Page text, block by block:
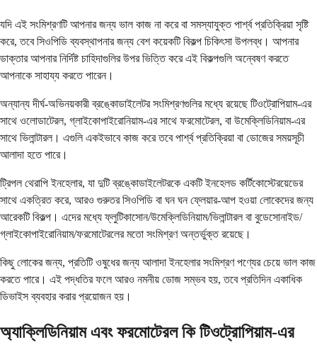
যদি এই সংমিশ্রণটি আপনার জন্য ভাল কাজ না করে বা সমস্যাযুক্ত পার্শ্ব প্রতিক্রিয়া সৃষ্টি
করে, তবে সিওপিডি ব্যবস্থাপনার জন্য বেশ কয়েকটি বিকল্প চিকিৎসা উপলব্ধ। আপনার
ডাক্তার আপনার নির্দিষ্ট চাহিদাগুলির উপর ভিত্তি করে এই বিকল্পগুলি অন্বেষণ করতে
আপনাকে সাহায্য করতে পারেন।
অন্যান্য দীর্ঘ-অভিনয়কারী ব্রঙ্কোডাইলেটর সংমিশ্রণগুলির মধ্যে রয়েছে টিওট্রোপিয়াম-এর
সাথে ওলোডাটেরল, গ্লাইকোপাইরোনিয়াম-এর সাথে ফরমোটেরল, বা উমেক্লিডিনিয়াম-এর
সাথে ভিলান্টারল। এগুলি একইভাবে কাজ করে তবে পার্শ্ব প্রতিক্রিয়া বা ডোজের সময়সূচী
আলাদা হতে পারে।
ট্রিপল থেরাপি ইনহেলার, যা দুটি ব্রঙ্কোডাইলেটরকে একটি ইনহেলড কর্টিকোস্টেরয়েডের
সাথে একত্রিত করে, আরও গুরুতর সিওপিডি বা ঘন ঘন ফ্লেয়ার-আপ হওয়া লোকেদের জন্য
আরেকটি বিকল্প। এদের মধ্যে ফ্লুটিকাসোন/উমেক্লিডিনিয়াম/ভিলান্টারল বা বুডেসোনাইড/
গ্লাইকোপাইরোনিয়াম/ফরমোটেরলের মতো সংমিশ্রণ অন্তর্ভুক্ত রয়েছে।
কিছু লোকের জন্য, প্রতিটি ওষুধের জন্য আলাদা ইনহেলার সংমিশ্রণ পণ্যের চেয়ে ভাল কাজ
করতে পারে। এই পদ্ধতির ফলে আরও নমনীয় ডোজ সম্ভব হয়, তবে প্রতিদিন একাধিক
ডিভাইস ব্যবহার করার প্রয়োজন হয়।
অ্যাক্লিডিনিয়াম এবং ফরমোটেরল কি টিওট্রোপিয়াম-এর